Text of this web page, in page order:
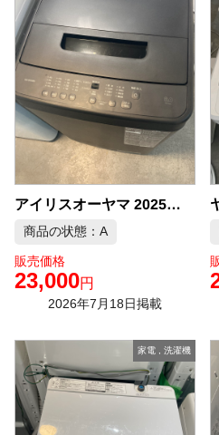
アイリスオーヤマ 2025年製 6.0kg 洗濯機 中古品販売
商品の状態：A
販売価格
23,000円
2026年7月18日掲載
家電, 洗濯機